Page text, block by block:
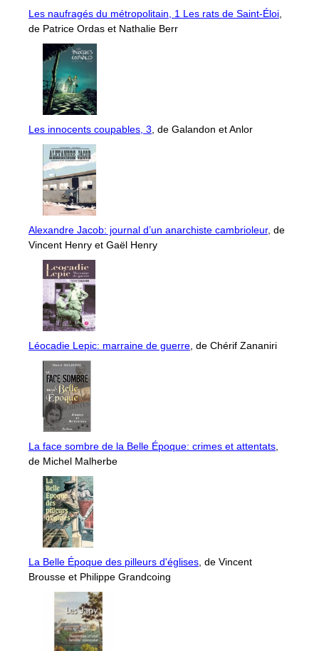
Les naufragés du métropolitain, 1 Les rats de Saint-Éloi
de Patrice Ordas et Nathalie Berr
Les innocents coupables, 3 , de Galandon et Anlor
Alexandre Jacob: journal d’un anarchiste cambrioleur, de
Vincent Henry et Gaël Henry
Léocadie Lepic: marraine de guerre , de Chérif Zananiri
La face sombre de la Belle Époque: crimes et attentats
de Michel Malherbe
La Belle Époque des pilleurs d'églises , de Vincent
Brousse et Philippe Grandcoing